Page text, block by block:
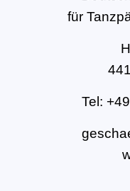
für
Tel: